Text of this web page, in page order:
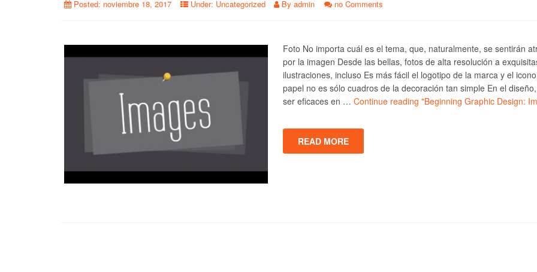
Posted: noviembre 18, 2017 Under: Uncategorized By admin no Comments
Foto No importa cuál es el tema, que, naturalmente, se sentirán
por la imagen Desde las bellas, fotos de alta resolución a
ilustraciones, incluso Es más fácil el logotipo de la marca y el
papel no es sólo cuadros de la decoración tan simple En el
ser eficaces en … Continue reading "Beginning Graphic Design:
READ MORE